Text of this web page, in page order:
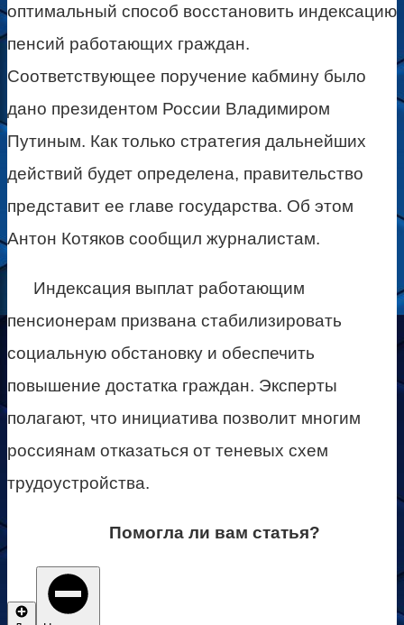
оптимальный способ восстановить индексацию
пенсий работающих граждан.
Соответствующее поручение кабмину было
дано президентом России Владимиром
Путиным. Как только стратегия дальнейших
действий будет определена, правительство
представит ее главе государства. Об этом
Антон Котяков сообщил журналистам.
Индексация выплат работающим
пенсионерам призвана стабилизировать
социальную обстановку и обеспечить
повышение достатка граждан. Эксперты
полагают, что инициатива позволит многим
россиянам отказаться от теневых схем
трудоустройства.
Помогла ли вам статья?